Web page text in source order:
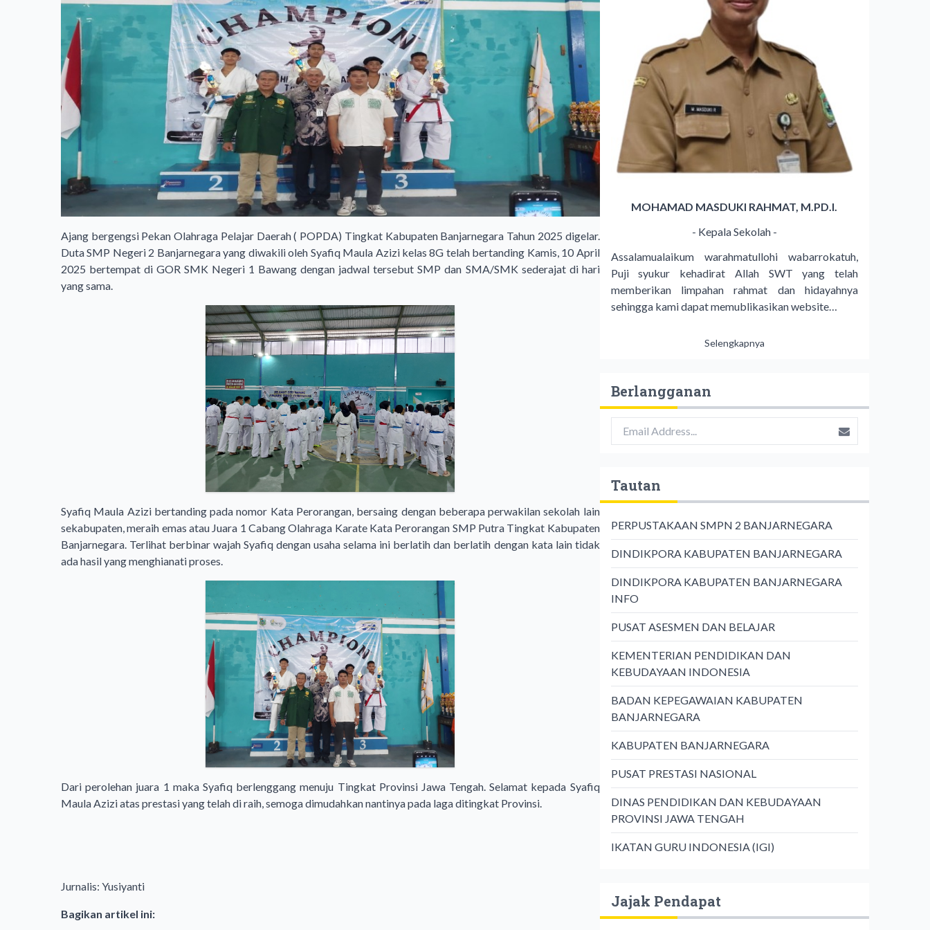
Ajang bergengsi Pekan Olahraga Pelajar Daerah ( POPDA) Tingkat Kabupaten Banjarnegara Tahun 2025 digelar.
Duta SMP Negeri 2 Banjarnegara yang diwakili oleh Syafiq Maula Azizi kelas 8G telah bertanding Kamis, 10 April
2025 bertempat di GOR SMK Negeri 1 Bawang dengan jadwal tersebut SMP dan SMA/SMK sederajat di hari
yang sama.
Syafiq Maula Azizi bertanding pada nomor Kata Perorangan, bersaing dengan beberapa perwakilan sekolah lain
sekabupaten, meraih emas atau Juara 1 Cabang Olahraga Karate Kata Perorangan SMP Putra Tingkat Kabupaten
Banjarnegara. Terlihat berbinar wajah Syafiq dengan usaha selama ini berlatih dan berlatih dengan kata lain tidak
ada hasil yang menghianati proses.
Dari perolehan juara 1 maka Syafiq berlenggang menuju Tingkat Provinsi Jawa Tengah. Selamat kepada Syafiq
Maula Azizi atas prestasi yang telah di raih, semoga dimudahkan nantinya pada laga ditingkat Provinsi.
Jurnalis: Yusiyanti
Bagikan artikel ini:
MOHAMAD MASDUKI RAHMAT, M.PD.I.
- Kepala Sekolah -
Assalamualaikum warahmatullohi wabarrokatuh,
Puji syukur kehadirat Allah SWT yang telah
memberikan limpahan rahmat dan hidayahnya
sehingga kami dapat memublikasikan website…
Selengkapnya
Berlangganan
Tautan
PERPUSTAKAAN SMPN 2 BANJARNEGARA
DINDIKPORA KABUPATEN BANJARNEGARA
DINDIKPORA KABUPATEN BANJARNEGARA
INFO
PUSAT ASESMEN DAN BELAJAR
KEMENTERIAN PENDIDIKAN DAN
KEBUDAYAAN INDONESIA
BADAN KEPEGAWAIAN KABUPATEN
BANJARNEGARA
KABUPATEN BANJARNEGARA
PUSAT PRESTASI NASIONAL
DINAS PENDIDIKAN DAN KEBUDAYAAN
PROVINSI JAWA TENGAH
IKATAN GURU INDONESIA (IGI)
Jajak Pendapat